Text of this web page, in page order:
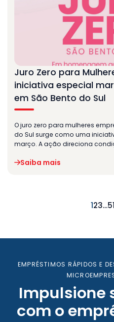
Juro Zero para
iniciativa especial
em São Bento do Sul
O juro zero para mulheres
do Sul surge como uma
março. A ação direciona
Saiba mais
123…51
EMPRÉSTIMOS RÁPIDOS E
Impulsione
com o